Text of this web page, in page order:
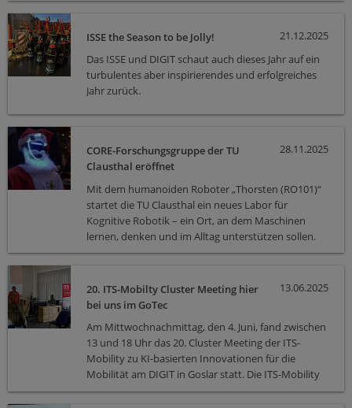
21.12.2025
ISSE the Season to be Jolly!
Das ISSE und DIGIT schaut auch dieses Jahr auf ein
turbulentes aber inspirierendes und erfolgreiches
Jahr zurück.
28.11.2025
CORE-Forschungsgruppe der TU
Clausthal eröffnet
humanoidem, kognitivem Roboter
Mit dem humanoiden Roboter „Thorsten (RO101)“
startet die TU Clausthal ein neues Labor für
Kognitive Robotik – ein Ort, an dem Maschinen
lernen, denken und im Alltag unterstützen sollen.
13.06.2025
20. ITS-Mobilty Cluster Meeting hier
bei uns im GoTec
Am Mittwochnachmittag, den 4. Juni, fand zwischen
13 und 18 Uhr das 20. Cluster Meeting der ITS-
Mobility zu KI-basierten Innovationen für die
Mobilität am DIGIT in Goslar statt. Die ITS-Mobility
Cluster Meetings bieten Mitgliedern, Partner:innen